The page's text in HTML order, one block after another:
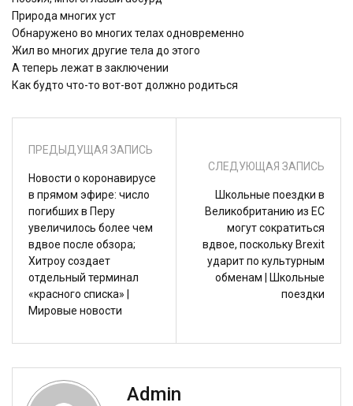
Природа многих уст
Обнаружено во многих телах одновременно
Жил во многих другие тела до этого
А теперь лежат в заключении
Как будто что-то вот-вот должно родиться
ПРЕДЫДУЩАЯ ЗАПИСЬ
Новости о коронавирусе
в прямом эфире: число
погибших в Перу
увеличилось более чем
вдвое после обзора;
Хитроу создает
отдельный терминал
«красного списка» |
Мировые новости
СЛЕДУЮЩАЯ ЗАПИСЬ
Школьные поездки в
Великобританию из ЕС
могут сократиться
вдвое, поскольку Brexit
ударит по культурным
обменам | Школьные
поездки
Admin